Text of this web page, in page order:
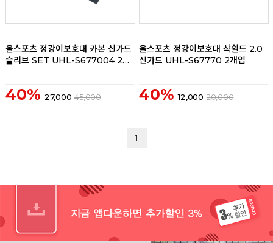
울스포츠 정강이보호대 카본 신가드
슬리브 SET UHL-S677004 2개
40% 27,000 45,000
울스포츠 정강이보호대 샥쉴드 2.0
신가드 UHL-S67770 2개입
40% 12,000 20,000
1